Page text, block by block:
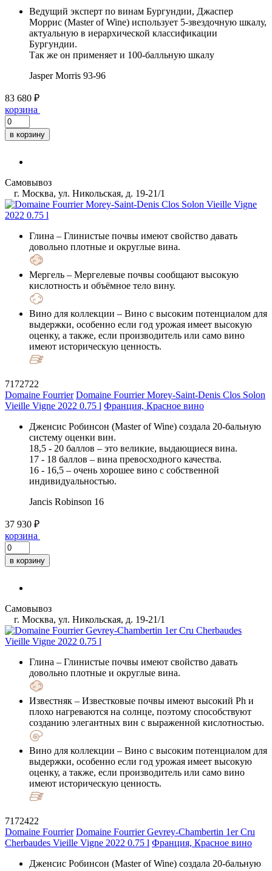
Ведущий эксперт по винам Бургундии, Джаспер
Моррис (Master of Wine) использует 5-звездочную шкалу,
актуальную в иерархической классификации
Бургундии.
Так же он применяет и 100-балльную шкалу
Jasper Morris 93-96
83 680 ₽
корзина
в корзину
Самовывоз
г. Москва, ул. Никольская, д. 19-21/1
Глина – Глинистые почвы имеют свойство давать
довольно плотные и округлые вина.
Мергель – Мергелевые почвы сообщают высокую
кислотность и объёмное тело вину.
Вино для коллекции – Вино с высоким потенциалом для
выдержки, особенно если год урожая имеет высокую
оценку, а также, если производитель или само вино
имеют историческую ценность.
7172722
Domaine Fourrier Domaine Fourrier Morey-Saint-Denis Clos Solon
Vieille Vigne 2022 0.75 l Франция, Красное вино
Дженсис Робинсон (Master of Wine) создала 20-бальную
систему оценки вин.
18,5 - 20 баллов – это великие, выдающиеся вина.
17 - 18 баллов – вина превосходного качества.
16 - 16,5 – очень хорошее вино с собственной
индивидуальностью.
Jancis Robinson 16
37 930 ₽
корзина
в корзину
Самовывоз
г. Москва, ул. Никольская, д. 19-21/1
Глина – Глинистые почвы имеют свойство давать
довольно плотные и округлые вина.
Известняк – Известковые почвы имеют высокий Ph и
плохо нагреваются на солнце, поэтому способствуют
созданию элегантных вин с выраженной кислотностью.
Вино для коллекции – Вино с высоким потенциалом для
выдержки, особенно если год урожая имеет высокую
оценку, а также, если производитель или само вино
имеют историческую ценность.
7172422
Domaine Fourrier Domaine Fourrier Gevrey-Chambertin 1er Cru
Cherbaudes Vieille Vigne 2022 0.75 l Франция, Красное вино
Дженсис Робинсон (Master of Wine) создала 20-бальную